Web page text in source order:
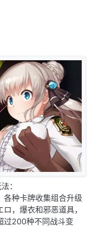
：
各种卡牌收集组合升级
，爆衣和邪恶道具，
过200种不同战斗变